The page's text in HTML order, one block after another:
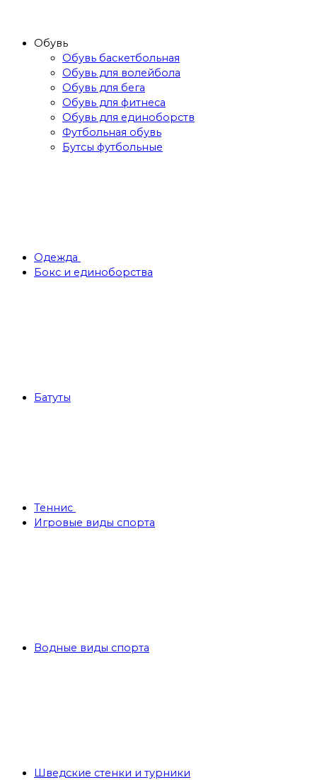
Обувь
Обувь баскетбольная
Обувь для волейбола
Обувь для бега
Обувь для фитнеса
Обувь для единоборств
Футбольная обувь
Бутсы футбольные
Одежда
Бокс и единоборства
Батуты
Теннис
Игровые виды спорта
Водные виды спорта
Шведские стенки и турники